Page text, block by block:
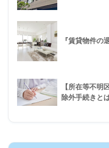
『賃貸物件の
【所在等不明
除外手続きと